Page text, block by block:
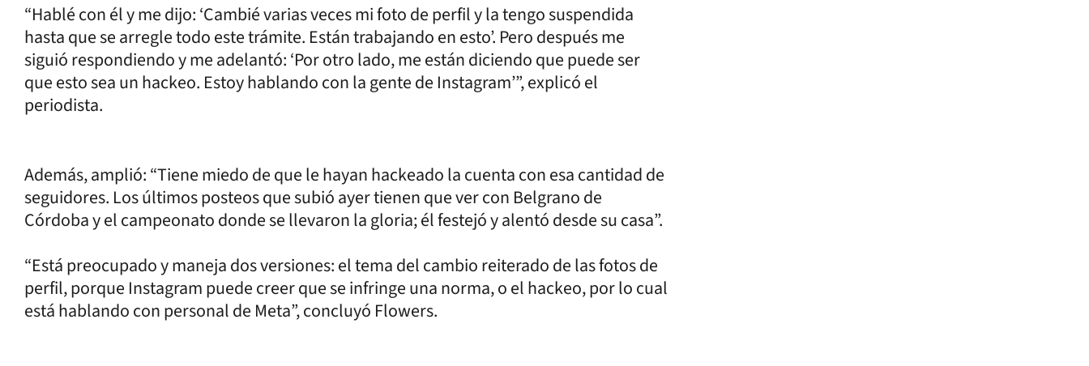
“Hablé con él y me dijo: ‘Cambié varias veces mi foto de perfil y la tengo suspendida
hasta que se arregle todo este trámite. Están trabajando en esto’. Pero después me
siguió respondiendo y me adelantó: ‘Por otro lado, me están diciendo que puede ser
que esto sea un hackeo. Estoy hablando con la gente de Instagram’”, explicó el
periodista.
Además, amplió: “Tiene miedo de que le hayan hackeado la cuenta con esa cantidad de
seguidores. Los últimos posteos que subió ayer tienen que ver con Belgrano de
Córdoba y el campeonato donde se llevaron la gloria; él festejó y alentó desde su casa”.
“Está preocupado y maneja dos versiones: el tema del cambio reiterado de las fotos de
perfil, porque Instagram puede creer que se infringe una norma, o el hackeo, por lo cual
está hablando con personal de Meta”, concluyó Flowers.